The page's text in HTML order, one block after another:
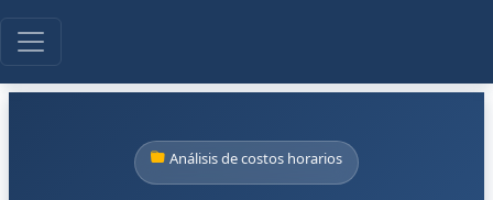
Análisis de costos horarios